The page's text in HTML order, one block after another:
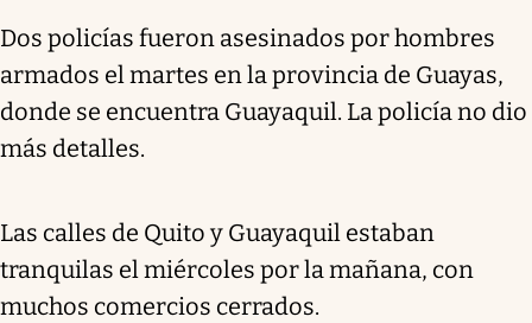
Dos policías fueron asesinados por hombres
armados el martes en la provincia de Guayas,
donde se encuentra Guayaquil. La policía no dio
más detalles.
Las calles de Quito y Guayaquil estaban
tranquilas el miércoles por la mañana, con
muchos comercios cerrados.